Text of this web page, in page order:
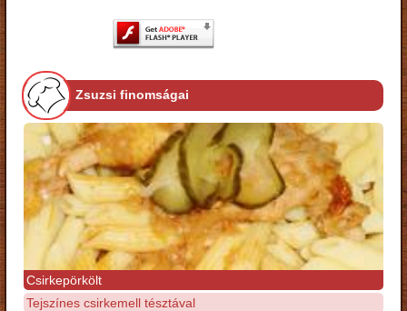
Zsuzsi finomságai
Csirkepörkölt
Tejszínes csirkemell tésztával